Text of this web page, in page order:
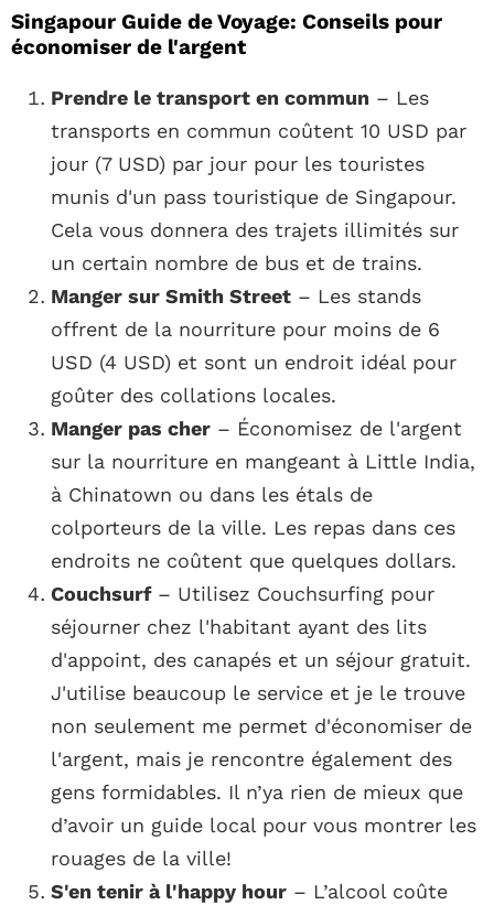
Singapour Guide de Voyage: Conseils pour
économiser de l'argent
Prendre le transport en commun – Les
transports en commun coûtent 10 USD par
jour (7 USD) par jour pour les touristes
munis d'un pass touristique de Singapour.
Cela vous donnera des trajets illimités sur
un certain nombre de bus et de trains.
Manger sur Smith Street – Les stands
offrent de la nourriture pour moins de 6
USD (4 USD) et sont un endroit idéal pour
goûter des collations locales.
Manger pas cher – Économisez de l'argent
sur la nourriture en mangeant à Little India,
à Chinatown ou dans les étals de
colporteurs de la ville. Les repas dans ces
endroits ne coûtent que quelques dollars.
Couchsurf– Utilisez Couchsurfing pour
séjourner chez l'habitant ayant des lits
d'appoint, des canapés et un séjour gratuit.
J'utilise beaucoup le service et je le trouve
non seulement me permet d'économiser de
l'argent, mais je rencontre également des
gens formidables. Il n’ya rien de mieux que
d’avoir un guide local pour vous montrer les
rouages ​​de la ville!
S'en tenir à l'happy hour – L’alcool coûte